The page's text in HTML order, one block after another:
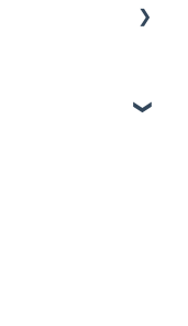
り】
】
ア）ライセンス